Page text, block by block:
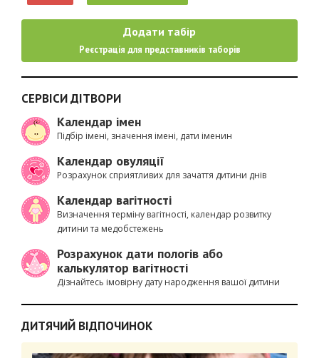
Додати табір
Реєстрація для представників таборів
СЕРВІСИ ДІТВОРИ
Календар імен
Підбір імені, значення імені, дати іменин
Календар овуляції
Розрахунок сприятливих для зачаття дитини днів
Календар вагітності
Визначення терміну вагітності, календар розвитку
дитини та медобстежень
Розрахунок дати пологів або
калькулятор вагітності
Дізнайтесь імовірну дату народження вашої дитини
ДИТЯЧИЙ ВІДПОЧИНОК